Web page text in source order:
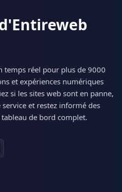
temps réel pour plus de 9000
et expériences numériques
si les sites web sont en panne,
et restez informé des
de bord complet.